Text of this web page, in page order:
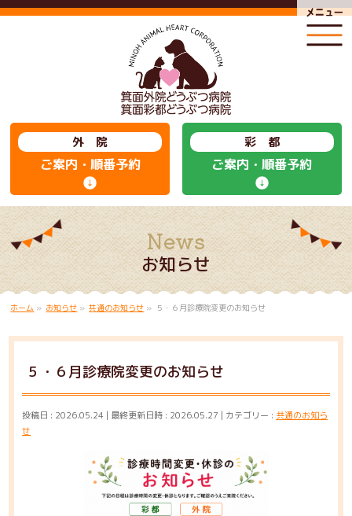
外 院
ご案内・順番予約
彩 都
ご案内・順番予約
お知らせ
ホーム » お知らせ » 共通のお知らせ » ５・６月診療院変更のお知らせ
５・６月診療院変更のお知らせ
投稿日 : 2026.05.24 最終更新日時 : 2026.05.27 カテゴリー : 共通のお知ら
せ